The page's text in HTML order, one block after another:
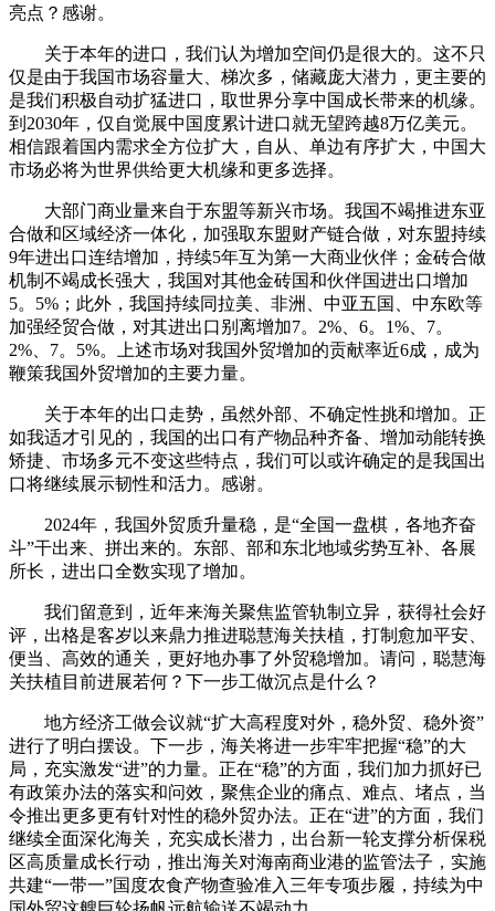
亮点？感谢。
关于本年的进口，我们认为增加空间仍是很大的。这不只
仅是由于我国市场容量大、梯次多，储藏庞大潜力，更主要的
是我们积极自动扩猛进口，取世界分享中国成长带来的机缘。
到2030年，仅自觉展中国度累计进口就无望跨越8万亿美元。
相信跟着国内需求全方位扩大，自从、单边有序扩大，中国大
市场必将为世界供给更大机缘和更多选择。
大部门商业量来自于东盟等新兴市场。我国不竭推进东亚
合做和区域经济一体化，加强取东盟财产链合做，对东盟持续
9年进出口连结增加，持续5年互为第一大商业伙伴；金砖合做
机制不竭成长强大，我国对其他金砖国和伙伴国进出口增加
5。5%；此外，我国持续同拉美、非洲、中亚五国、中东欧等
加强经贸合做，对其进出口别离增加7。2%、6。1%、7。
2%、7。5%。上述市场对我国外贸增加的贡献率近6成，成为
鞭策我国外贸增加的主要力量。
关于本年的出口走势，虽然外部、不确定性挑和增加。正
如我适才引见的，我国的出口有产物品种齐备、增加动能转换
矫捷、市场多元不变这些特点，我们可以或许确定的是我国出
口将继续展示韧性和活力。感谢。
2024年，我国外贸质升量稳，是“全国一盘棋，各地齐奋
斗”干出来、拼出来的。东部、部和东北地域劣势互补、各展
所长，进出口全数实现了增加。
我们留意到，近年来海关聚焦监管轨制立异，获得社会好
评，出格是客岁以来鼎力推进聪慧海关扶植，打制愈加平安、
便当、高效的通关，更好地办事了外贸稳增加。请问，聪慧海
关扶植目前进展若何？下一步工做沉点是什么？
地方经济工做会议就“扩大高程度对外，稳外贸、稳外资”
进行了明白摆设。下一步，海关将进一步牢牢把握“稳”的大
局，充实激发“进”的力量。正在“稳”的方面，我们加力抓好已
有政策办法的落实和问效，聚焦企业的痛点、难点、堵点，当
令推出更多更有针对性的稳外贸办法。正在“进”的方面，我们
继续全面深化海关，充实成长潜力，出台新一轮支撑分析保税
区高质量成长行动，推出海关对海南商业港的监管法子，实施
共建“一带一”国度农食产物查验准入三年专项步履，持续为中